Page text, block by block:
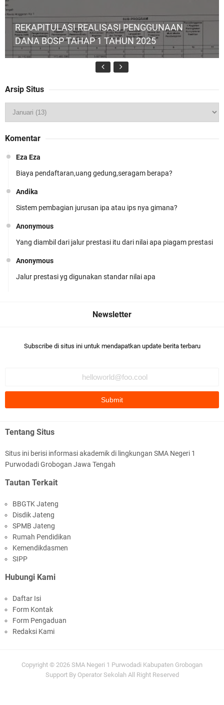
REKAPITULASI REALISASI PENGGUNAAN
DANA BOSP TAHAP 1 TAHUN 2025
Komitmen
MPLS Hari Keempat: Menumbuhkan Kreativitas
dan Kebiasaan Hebat
Asa
MPLS Hari Kedua: Lingkungan Aman, Nyaman,
MPLS Hari Pertama: Langkah awal menjadi
bagian dari SMA Negeri 1 Purwodadi
Pengumuman Kelulusan Siswa Kelas XII TP
Arsip Situs
Komentar
Eza Eza
Biaya pendaftaran,uang gedung,seragam berapa?
Andika
Sistem pembagian jurusan ipa atau ips nya gimana?
Anonymous
Yang diambil dari jalur prestasi itu dari nilai apa piagam prestasi
Anonymous
Jalur prestasi yg digunakan standar nilai apa
Masih ada tes mapel atau tidak?
Subscribe di situs ini untuk mendapatkan update berita terbaru
Tentang Situs
Situs ini berisi informasi akademik di lingkungan SMA Negeri 1
Purwodadi Grobogan Jawa Tengah
Tautan Terkait
BBGTK Jateng
Disdik Jateng
SPMB Jateng
Rumah Pendidikan
Kemendikdasmen
SIPP
Hubungi Kami
Daftar Isi
Form Kontak
Form Pengaduan
Redaksi Kami
Copyright © 2026 SMA Negeri 1 Purwodadi Kabupaten Grobogan
Support By Operator Sekolah All Right Reserved